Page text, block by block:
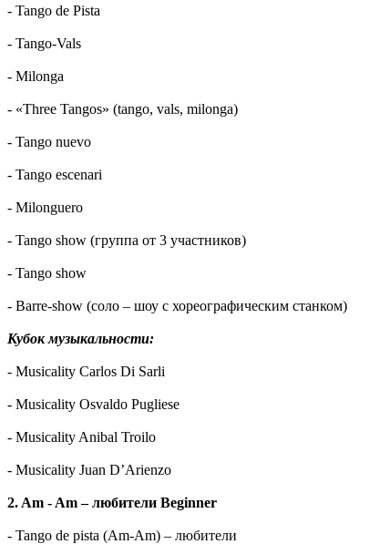
- Tango de Pista
- Tango-Vals
- Milonga
- «Three Tangos» (tango, vals, milonga)
- Tango nuevo
- Tango escenari
- Milonguero
- Tango show (группа от 3 участников)
- Tango show
- Barre-show (соло – шоу с хореографическим станком)
Кубок музыкальности:
- Musicality Carlos Di Sarli
- Musicality Osvaldo Pugliese
- Musicality Anibal Troilo
- Musicality Juan D’Arienzo
2. Am - Am – любители Beginner
- Tango de pista (Am-Am) – любители